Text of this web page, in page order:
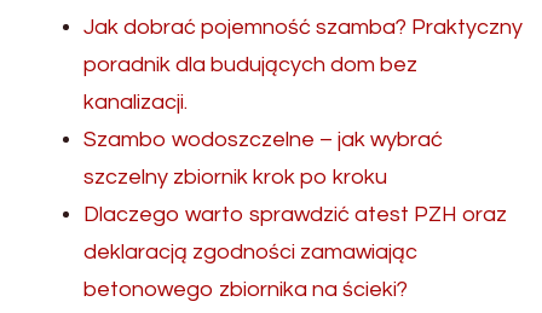
Jak dobrać pojemność szamba? Praktyczny
poradnik dla budujących dom bez
kanalizacji.
Szambo wodoszczelne – jak wybrać
szczelny zbiornik krok po kroku
Dlaczego warto sprawdzić atest PZH oraz
deklaracją zgodności zamawiając
betonowego zbiornika na ścieki?